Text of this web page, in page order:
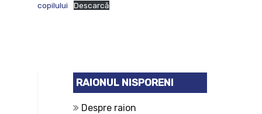
copilului
Descarcă
RAIONUL NISPORENI
Despre raion